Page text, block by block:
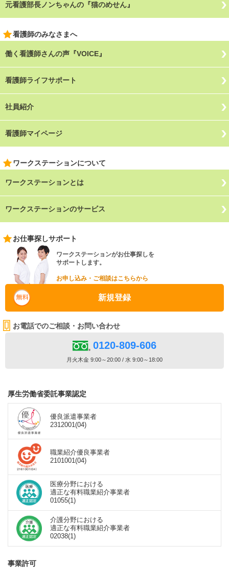
元看護部長ノンちゃんの『猫のめせん』
看護師のみなさまへ
働く看護師さんの声『VOICE』
看護師ライフサポート
社員紹介
看護師マイページ
ワークステーションについて
ワークステーションとは
ワークステーションのサービス
お仕事探しサポート
ワークステーションがお仕事探しを
サポートします。
お申し込み・ご相談はこちらから
新規登録
お電話でのご相談・お問い合わせ
0120-809-606
月火木金 9:00～20:00 / 水 9:00～18:00
厚生労働省委託事業認定
優良派遣事業者
2312001(04)
職業紹介優良事業者
2101001(04)
医療分野における
適正な有料職業紹介事業者
01055(1)
介護分野における
適正な有料職業紹介事業者
02038(1)
事業許可